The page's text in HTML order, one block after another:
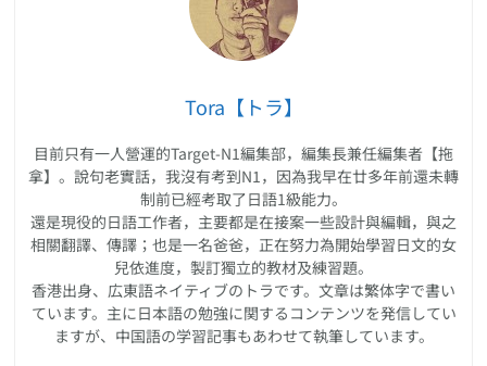
Tora【トラ】
目前只有一人營運的Target-N1編集部，編集長兼任編集者【拖
拿】。說句老實話，我沒有考到N1，因為我早在廿多年前還未轉
制前已經考取了日語1級能力。
還是現役的日語工作者，主要都是在接案一些設計與編輯，與之
相關翻譯、傳譯；也是一名爸爸，正在努力為開始學習日文的女
兒依進度，製訂獨立的教材及練習題。
香港出身、広東語ネイティブのトラです。文章は繁体字で書い
ています。主に日本語の勉強に関するコンテンツを発信してい
ますが、中国語の学習記事もあわせて執筆しています。